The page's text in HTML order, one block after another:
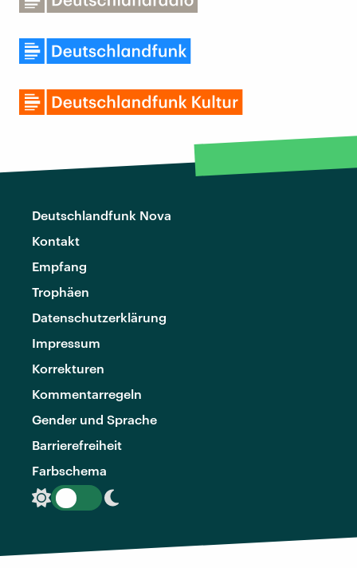
Deutschlandfunk Nova
Kontakt
Empfang
Trophäen
Datenschutzerklärung
Impressum
Korrekturen
Kommentarregeln
Gender und Sprache
Barrierefreiheit
Farbschema